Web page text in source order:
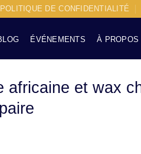
POLITIQUE DE CONFIDENTIALITÉ
ÉVÉNEMENTS À PROPOS
africaine et wax